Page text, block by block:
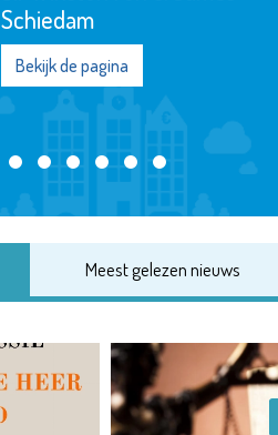
Schiedam
Bekijk de pagina
Meest gelezen nieuws